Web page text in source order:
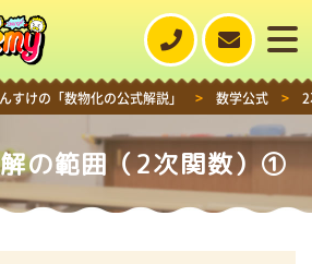
すけの「数物化の公式解説」 > 数学公式 >
の範囲（2次関数）①